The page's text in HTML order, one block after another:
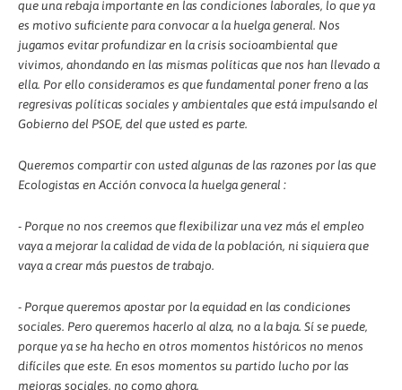
que una rebaja importante en las condiciones laborales, lo que ya
es motivo suficiente para convocar a la huelga general. Nos
jugamos evitar profundizar en la crisis socioambiental que
vivimos, ahondando en las mismas políticas que nos han llevado a
ella. Por ello consideramos es que fundamental poner freno a las
regresivas políticas sociales y ambientales que está impulsando el
Gobierno del PSOE, del que usted es parte.
Queremos compartir con usted algunas de las razones por las que
Ecologistas en Acción convoca la huelga general :
- Porque no nos creemos que flexibilizar una vez más el empleo
vaya a mejorar la calidad de vida de la población, ni siquiera que
vaya a crear más puestos de trabajo.
- Porque queremos apostar por la equidad en las condiciones
sociales. Pero queremos hacerlo al alza, no a la baja. Sí se puede,
porque ya se ha hecho en otros momentos históricos no menos
difíciles que este. En esos momentos su partido lucho por las
mejoras sociales, no como ahora.